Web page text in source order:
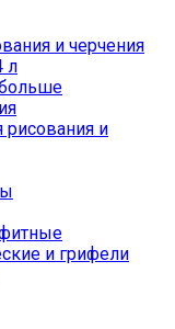
и черчения
л
и
и грифели